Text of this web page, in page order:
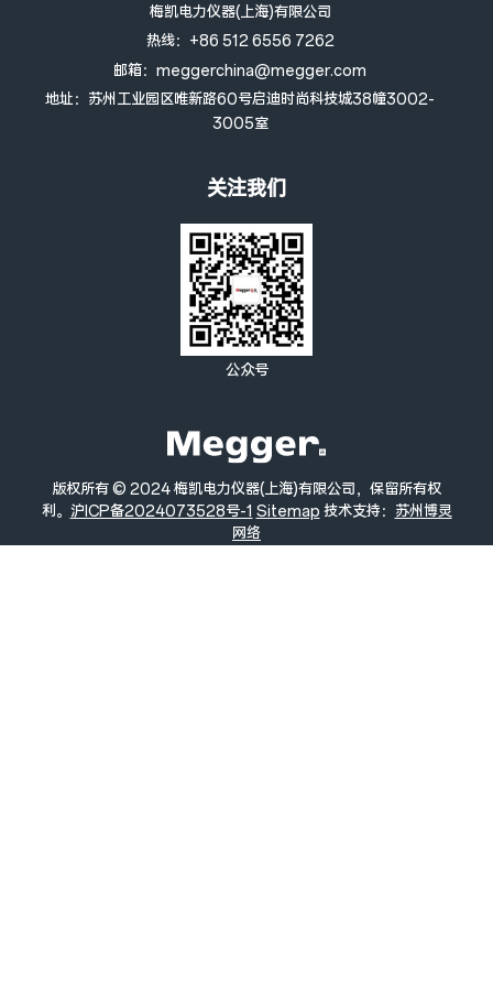
梅凯电力仪器(上海)有限公司
热线：+86 512 6556 7262
邮箱：meggerchina@megger.com
地址：苏州工业园区唯新路60号启迪时尚科技城38幢3002-
3005室
关注我们
公众号
版权所有 © 2024 梅凯电力仪器(上海)有限公司，保留所有权
利。 沪ICP备2024073528号-1 Sitemap 技术支持： 苏州博灵
网络